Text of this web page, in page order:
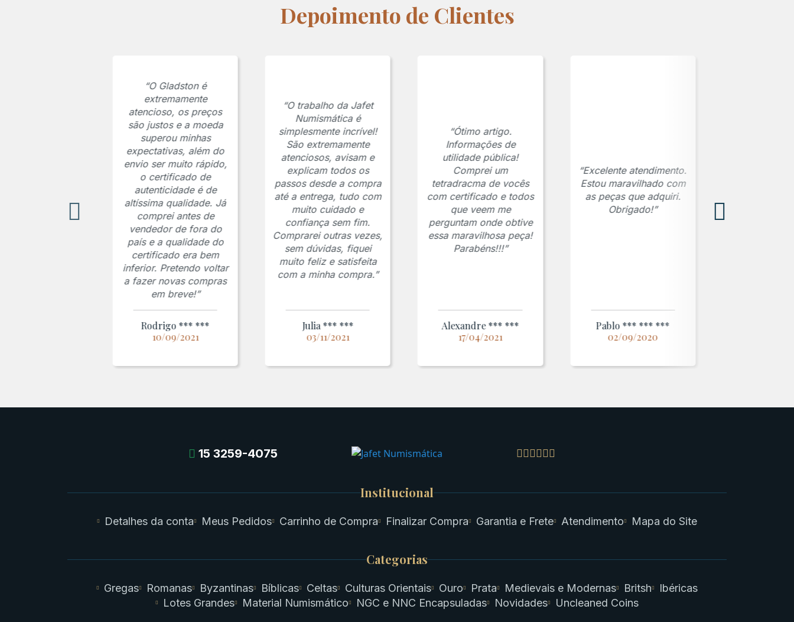
Depoimento de Clientes
“O Gladston é
extremamente
atencioso, os preços
são justos e a moeda
superou minhas
expectativas, além do
envio ser muito rápido,
o certificado de
autenticidade é de
altíssima qualidade. Já
comprei antes de
vendedor de fora do
país e a qualidade do
certificado era bem
inferior. Pretendo voltar
a fazer novas compras
em breve!”
Rodrigo *** ***
10/09/2021
“O trabalho da Jafet
Numismática é
simplesmente incrível!
São extremamente
atenciosos, avisam e
explicam todos os
passos desde a compra
até a entrega, tudo com
muito cuidado e
confiança sem fim.
Comprarei outras vezes,
sem dúvidas, fiquei
muito feliz e satisfeita
com a minha compra.”
Julia *** ***
03/11/2021
“Ótimo artigo.
Informações de
utilidade pública!
Comprei um
tetradracma de vocês
com certificado e todos
que veem me
perguntam onde obtive
essa maravilhosa peça!
Parabéns!!!”
Alexandre *** ***
17/04/2021
“Excelente atendimento.
Estou maravilhado com
as peças que adquiri.
Obrigado!”
Pablo *** *** ***
02/09/2020
15 3259-4075
Institucional
Detalhes da conta Meus Pedidos Carrinho de Compra Finalizar Compra Garantia e Frete Atendimento Mapa do Site
Categorias
Gregas Romanas Byzantinas Bíblicas Celtas Culturas Orientais Ouro Prata Medievais e Modernas Britsh
Ibéricas
Lotes Grandes
Material Numismático NGC e NNC Encapsuladas Novidades Uncleaned Coins